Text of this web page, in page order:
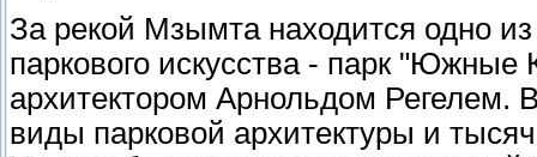
За рекой Мзымта находится одно
паркового искусства - парк "Южные
архитектором Арнольдом Регелем.
виды парковой архитектуры и